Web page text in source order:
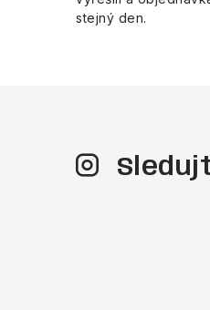
stejný den.